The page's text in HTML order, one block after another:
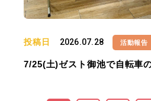
投稿日 2026.07.28 活動報告
7/25(土)ゼスト御池で自転車